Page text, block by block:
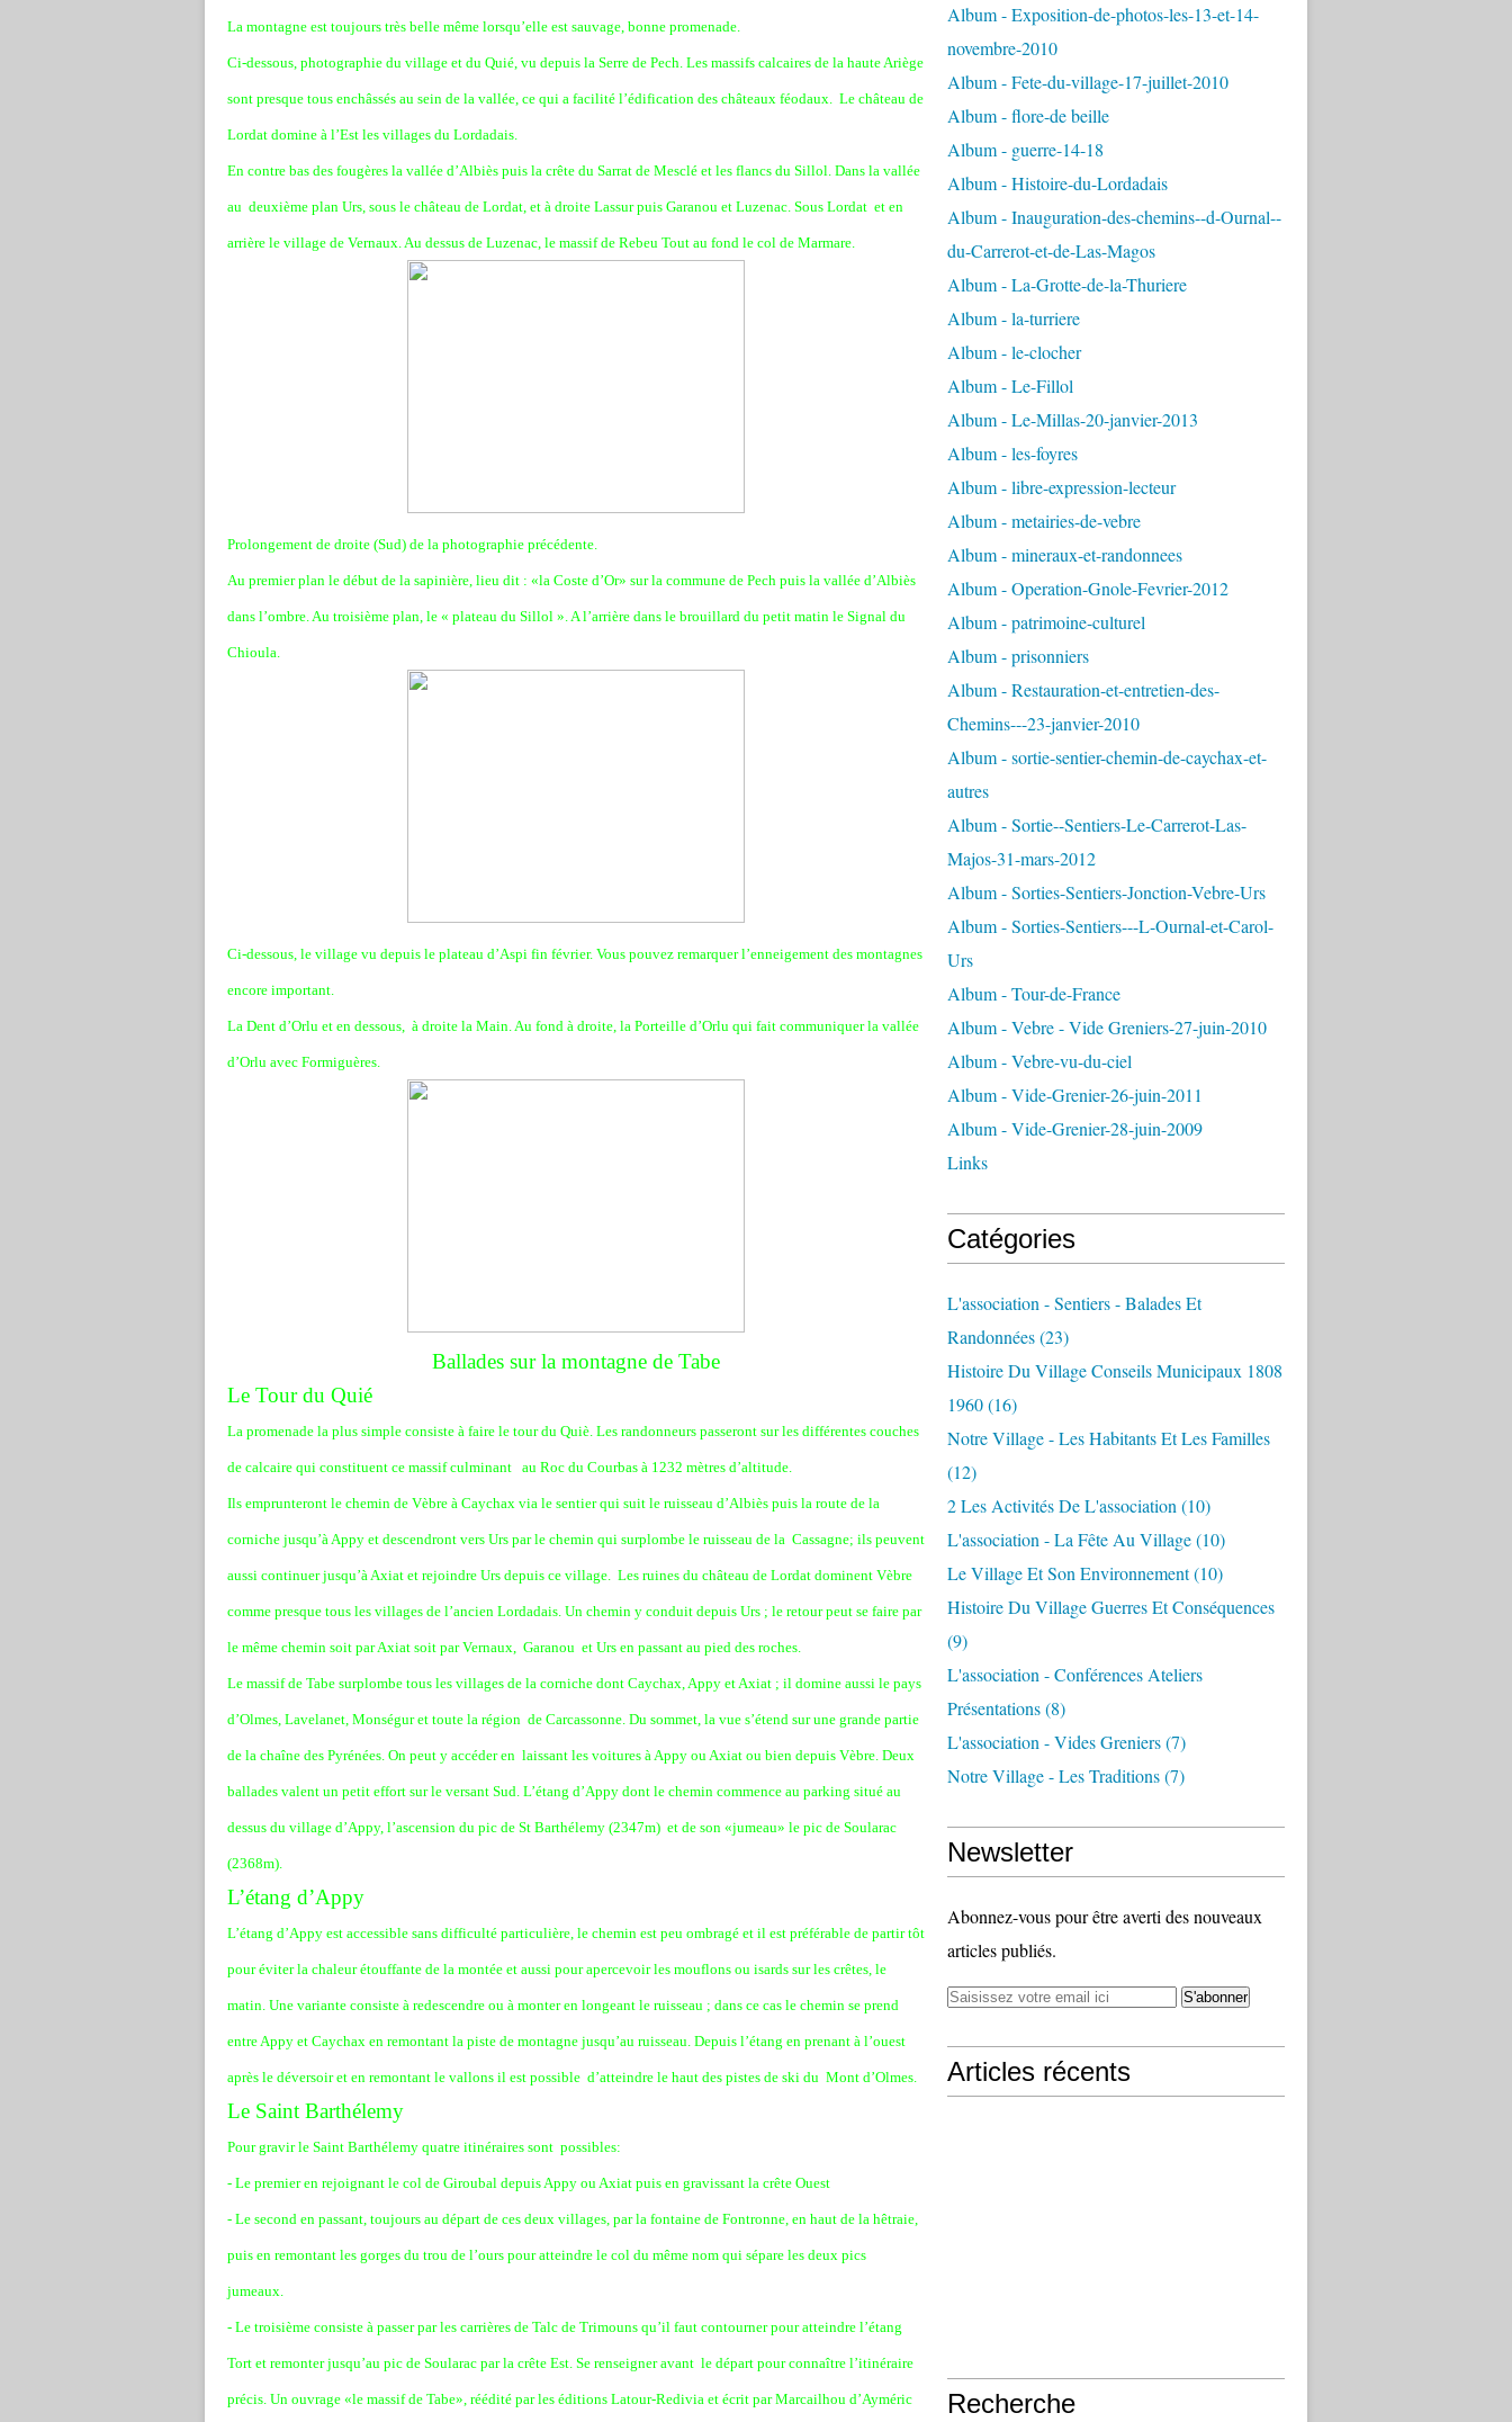
La montagne est toujours très belle même lorsqu’elle est sauvage, bonne promenade.
Ci-dessous, photographie du village et du Quié, vu depuis la Serre de Pech. Les massifs calcaires de la haute Ariège
sont presque tous enchâssés au sein de la vallée, ce qui a facilité l’édification des châteaux féodaux. Le château de
Lordat domine à l’Est les villages du Lordadais.
En contre bas des fougères la vallée d’Albiès puis la crête du Sarrat de Mesclé et les flancs du Sillol. Dans la vallée
au deuxième plan Urs, sous le château de Lordat, et à droite Lassur puis Garanou et Luzenac. Sous Lordat et en
arrière le village de Vernaux. Au dessus de Luzenac, le massif de Rebeu Tout au fond le col de Marmare.
Prolongement de droite (Sud) de la photographie précédente.
Au premier plan le début de la sapinière, lieu dit : «la Coste d’Or» sur la commune de Pech puis la vallée d’Albiès
dans l’ombre. Au troisième plan, le « plateau du Sillol ». A l’arrière dans le brouillard du petit matin le Signal du
Chioula.
Ci-dessous, le village vu depuis le plateau d’Aspi fin février. Vous pouvez remarquer l’enneigement des montagnes
encore important.
La Dent d’Orlu et en dessous, à droite la Main. Au fond à droite, la Porteille d’Orlu qui fait communiquer la vallée
d’Orlu avec Formiguères.
Ballades sur la montagne de Tabe
Le Tour du Quié
La promenade la plus simple consiste à faire le tour du Quiè. Les randonneurs passeront sur les différentes couches
de calcaire qui constituent ce massif culminant au Roc du Courbas à 1232 mètres d’altitude.
Ils emprunteront le chemin de Vèbre à Caychax via le sentier qui suit le ruisseau d’Albiès puis la route de la
corniche jusqu’à Appy et descendront vers Urs par le chemin qui surplombe le ruisseau de la Cassagne; ils peuvent
aussi continuer jusqu’à Axiat et rejoindre Urs depuis ce village. Les ruines du château de Lordat dominent Vèbre
comme presque tous les villages de l’ancien Lordadais. Un chemin y conduit depuis Urs ; le retour peut se faire par
le même chemin soit par Axiat soit par Vernaux, Garanou et Urs en passant au pied des roches.
Le massif de Tabe surplombe tous les villages de la corniche dont Caychax, Appy et Axiat ; il domine aussi le pays
d’Olmes, Lavelanet, Monségur et toute la région de Carcassonne. Du sommet, la vue s’étend sur une grande partie
de la chaîne des Pyrénées. On peut y accéder en laissant les voitures à Appy ou Axiat ou bien depuis Vèbre. Deux
ballades valent un petit effort sur le versant Sud. L’étang d’Appy dont le chemin commence au parking situé au
dessus du village d’Appy, l’ascension du pic de St Barthélemy (2347m) et de son «jumeau» le pic de Soularac
(2368m).
L’étang d’Appy
L’étang d’Appy est accessible sans difficulté particulière, le chemin est peu ombragé et il est préférable de partir tôt
pour éviter la chaleur étouffante de la montée et aussi pour apercevoir les mouflons ou isards sur les crêtes, le
matin. Une variante consiste à redescendre ou à monter en longeant le ruisseau ; dans ce cas le chemin se prend
entre Appy et Caychax en remontant la piste de montagne jusqu’au ruisseau. Depuis l’étang en prenant à l’ouest
après le déversoir et en remontant le vallons il est possible d’atteindre le haut des pistes de ski du Mont d’Olmes.
Le Saint Barthélemy
Pour gravir le Saint Barthélemy quatre itinéraires sont possibles:
- Le premier en rejoignant le col de Giroubal depuis Appy ou Axiat puis en gravissant la crête Ouest
- Le second en passant, toujours au départ de ces deux villages, par la fontaine de Fontronne, en haut de la hêtraie,
puis en remontant les gorges du trou de l’ours pour atteindre le col du même nom qui sépare les deux pics
jumeaux.
- Le troisième consiste à passer par les carrières de Talc de Trimouns qu’il faut contourner pour atteindre l’étang
Tort et remonter jusqu’au pic de Soularac par la crête Est. Se renseigner avant le départ pour connaître l’itinéraire
précis. Un ouvrage «le massif de Tabe», réédité par les éditions Latour-Redivia et écrit par Marcailhou d’Ayméric
Album - Exposition-de-photos-les-13-et-14-
novembre-2010
Album - Fete-du-village-17-juillet-2010
Album - flore-de beille
Album - guerre-14-18
Album - Histoire-du-Lordadais
Album - Inauguration-des-chemins--d-Ournal--
du-Carrerot-et-de-Las-Magos
Album - La-Grotte-de-la-Thuriere
Album - la-turriere
Album - le-clocher
Album - Le-Fillol
Album - Le-Millas-20-janvier-2013
Album - les-foyres
Album - libre-expression-lecteur
Album - metairies-de-vebre
Album - mineraux-et-randonnees
Album - Operation-Gnole-Fevrier-2012
Album - patrimoine-culturel
Album - prisonniers
Album - Restauration-et-entretien-des-
Chemins---23-janvier-2010
Album - sortie-sentier-chemin-de-caychax-et-
autres
Album - Sortie--Sentiers-Le-Carrerot-Las-
Majos-31-mars-2012
Album - Sorties-Sentiers-Jonction-Vebre-Urs
Album - Sorties-Sentiers---L-Ournal-et-Carol-
Urs
Album - Tour-de-France
Album - Vebre - Vide Greniers-27-juin-2010
Album - Vebre-vu-du-ciel
Album - Vide-Grenier-26-juin-2011
Album - Vide-Grenier-28-juin-2009
Links
Catégories
L'association - Sentiers - Balades Et
Randonnées(23)
Histoire Du Village Conseils Municipaux 1808
1960(16)
Notre Village - Les Habitants Et Les Familles
(12)
2 Les Activités De L'association (10)
L'association - La Fête Au Village(10)
Le Village Et Son Environnement(10)
Histoire Du Village Guerres Et Conséquences
(9)
L'association - Conférences Ateliers
Présentations(8)
L'association - Vides Greniers(7)
Notre Village - Les Traditions(7)
Newsletter
Abonnez-vous pour être averti des nouveaux
articles publiés.
Articles récents
Recherche